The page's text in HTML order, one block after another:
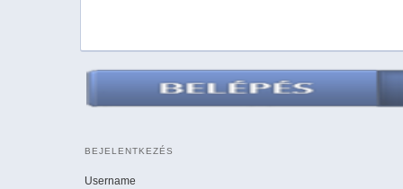
BEJELENTKEZÉS
Username